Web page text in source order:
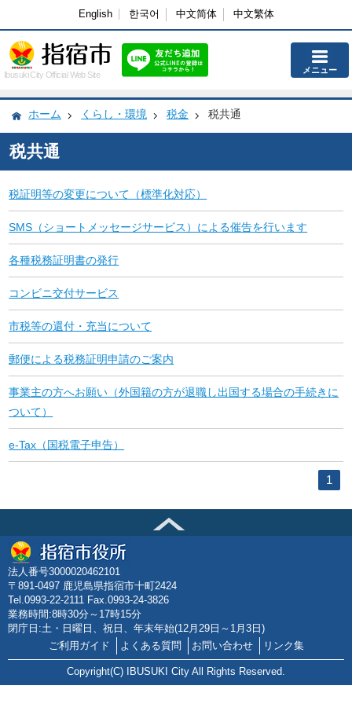
English 한국어 中文简体 中文繁体
Ibusuki City Official Web Site メニュー
ホーム くらし・環境 税金 税共通
税共通
税証明等の変更について（標準化対応）
SMS（ショートメッセージサービス）による催告を行います
各種税務証明書の発行
コンビニ交付サービス
市税等の還付・充当について
郵便による税務証明申請のご案内
事業主の方へお願い（外国籍の方が退職し出国する場合の手続きに
ついて）
e-Tax（国税電子申告）
1
法人番号3000020462101
〒891-0497 鹿児島県指宿市十町2424
Tel.0993-22-2111 Fax.0993-24-3826
業務時間:8時30分～17時15分
閉庁日:土・日曜日、祝日、年末年始(12月29日～1月3日)
ご利用ガイド
よくある質問 お問い合わせ リンク集
Copyright(C) IBUSUKI City All Rights Reserved.